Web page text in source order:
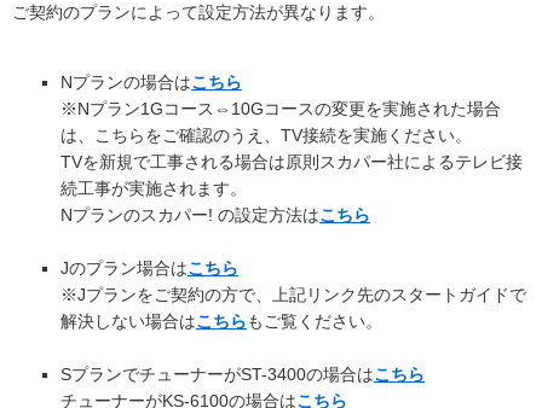
ご契約のプランによって設定方法が異なります。
Nプランの場合はこちら
※Nプラン1Gコース⇔10Gコースの変更を実施された場合
は、こちらをご確認のうえ、TV接続を実施ください。
TVを新規で工事される場合は原則スカパー社によるテレビ接
続工事が実施されます。
Nプランのスカパー! の設定方法はこちら
Jのプラン場合はこちら
※Jプランをご契約の方で、上記リンク先のスタートガイドで
解決しない場合はこちらもご覧ください。
SプランでチューナーがST-3400の場合はこちら
チューナーがKS-6100の場合はこちら